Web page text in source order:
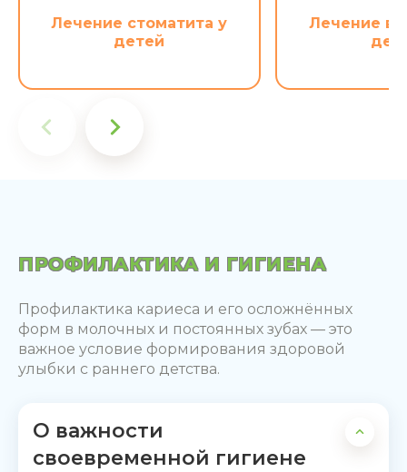
Лечение стоматита у
детей
Лечение
ПРОФИЛАКТИКА И ГИГИЕНА
Профилактика кариеса и его осложнённых
форм в молочных и постоянных зубах — это
важное условие формирования здоровой
улыбки с раннего детства.
О важности
своевременной гигиене